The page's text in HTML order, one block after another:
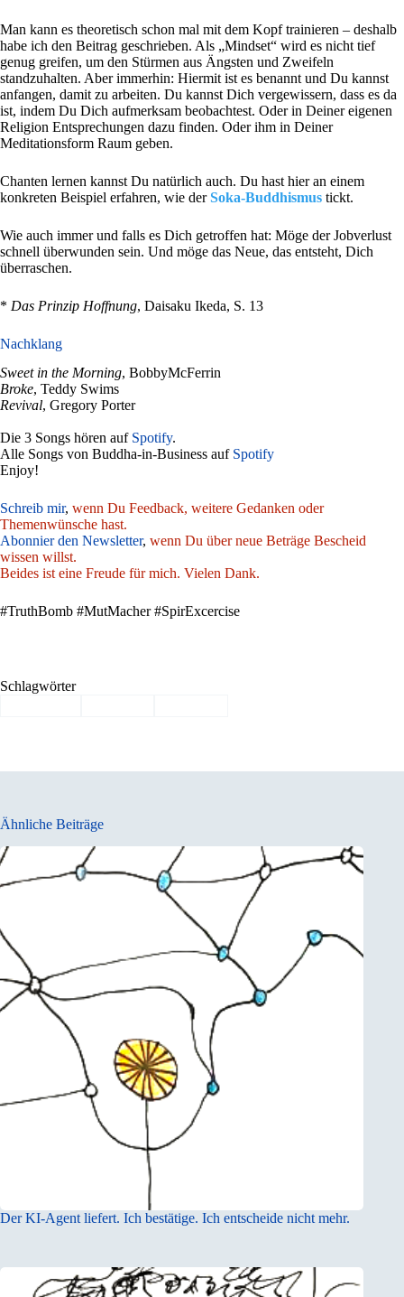
Man kann es theoretisch schon mal mit dem Kopf trainieren – deshalb
habe ich den Beitrag geschrieben. Als „Mindset“ wird es nicht tief
genug greifen, um den Stürmen aus Ängsten und Zweifeln
standzuhalten. Aber immerhin: Hiermit ist es benannt und Du kannst
anfangen, damit zu arbeiten. Du kannst Dich vergewissern, dass es da
ist, indem Du Dich aufmerksam beobachtest. Oder in Deiner eigenen
Religion Entsprechungen dazu finden. Oder ihm in Deiner
Meditationsform Raum geben.
Chanten lernen kannst Du natürlich auch. Du hast hier an einem
konkreten Beispiel erfahren, wie derSoka-Buddhismus tickt.
Wie auch immer und falls es Dich getroffen hat: Möge der Jobverlust
schnell überwunden sein. Und möge das Neue, das entsteht, Dich
überraschen.
* Das Prinzip Hoffnung, Daisaku Ikeda, S. 13
Nachklang
Sweet in the Morning, BobbyMcFerrin
Broke, Teddy Swims
Revival, Gregory Porter
Die 3 Songs hören auf Spotify.
Alle Songs von Buddha-in-Business auf Spotify
Enjoy!
Schreib mir, wenn Du Feedback, weitere Gedanken oder
Themenwünsche hast.
Abonnier den Newsletter, wenn Du über neue Beträge Bescheid
wissen willst.
Beides ist eine Freude für mich. Vielen Dank.
#TruthBomb #MutMacher #SpirExcercise
Schlagwörter
Ähnliche Beiträge
Der KI-Agent liefert. Ich bestätige. Ich entscheide nicht mehr.